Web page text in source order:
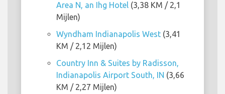
Area N, an Ihg Hotel (3,38 KM / 2,1
Mijlen)
Wyndham Indianapolis West (3,41
KM / 2,12 Mijlen)
Country Inn & Suites by Radisson,
Indianapolis Airport South, IN (3,66
KM / 2,27 Mijlen)